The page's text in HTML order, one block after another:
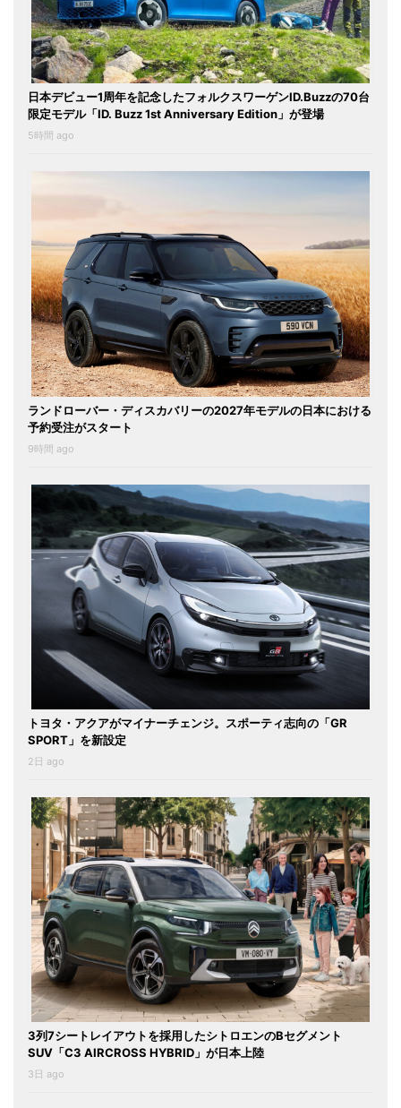
日本デビュー1周年を記念したフォルクスワーゲンID.Buzzの70台
限定モデル「ID. Buzz 1st Anniversary Edition」が登場
5時間 ago
ランドローバー・ディスカバリーの2027年モデルの日本における
予約受注がスタート
9時間 ago
トヨタ・アクアがマイナーチェンジ。スポーティ志向の「GR
SPORT」を新設定
2日 ago
3列7シートレイアウトを採用したシトロエンのBセグメント
SUV「C3 AIRCROSS HYBRID」が日本上陸
3日 ago